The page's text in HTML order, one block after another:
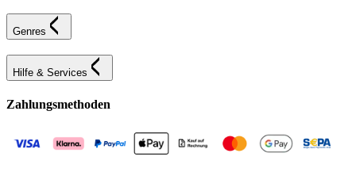
Genres
Hilfe & Services
Zahlungsmethoden